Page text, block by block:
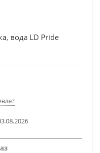
вода LD Pride